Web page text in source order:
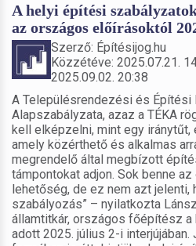
A helyi építési
az országos előírásoktól
Szerző: Építésijog.hu
Közzétéve: 2025.07.21.
2025.09.02. 20:38
A Településrendezési és Építési
Alapszabályzata, azaz a TÉKA
kell elképzelni, mint egy
amely közérthető és alkalmas
megrendelő által megbízott
támpontokat adjon. Sok benne
lehetőség, de ez nem azt jelenti,
szabályozás” – nyilatkozta
államtitkár, országos főépítész a
adott 2025. július 2-i